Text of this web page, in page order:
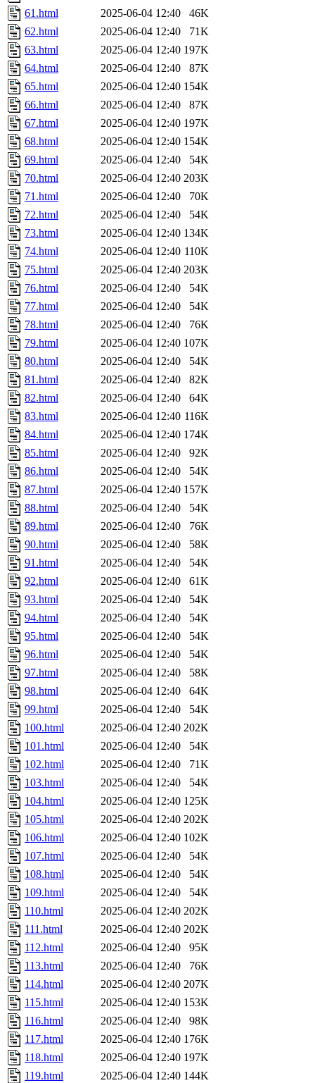
61.html
2025-06-04 12:40
46K
62.html
2025-06-04 12:40
71K
63.html
2025-06-04 12:40 197K
64.html
2025-06-04 12:40
87K
65.html
2025-06-04 12:40 154K
66.html
2025-06-04 12:40
87K
67.html
2025-06-04 12:40 197K
68.html
2025-06-04 12:40 154K
69.html
2025-06-04 12:40
54K
70.html
2025-06-04 12:40 203K
71.html
2025-06-04 12:40
70K
72.html
2025-06-04 12:40
54K
73.html
2025-06-04 12:40 134K
74.html
2025-06-04 12:40 110K
75.html
2025-06-04 12:40 203K
76.html
2025-06-04 12:40
54K
77.html
2025-06-04 12:40
54K
78.html
2025-06-04 12:40
76K
79.html
2025-06-04 12:40 107K
80.html
2025-06-04 12:40
54K
81.html
2025-06-04 12:40
82K
82.html
2025-06-04 12:40
64K
83.html
2025-06-04 12:40 116K
84.html
2025-06-04 12:40 174K
85.html
2025-06-04 12:40
92K
86.html
2025-06-04 12:40
54K
87.html
2025-06-04 12:40 157K
88.html
2025-06-04 12:40
54K
89.html
2025-06-04 12:40
76K
90.html
2025-06-04 12:40
58K
91.html
2025-06-04 12:40
54K
92.html
2025-06-04 12:40
61K
93.html
2025-06-04 12:40
54K
94.html
2025-06-04 12:40
54K
95.html
2025-06-04 12:40
54K
96.html
2025-06-04 12:40
54K
97.html
2025-06-04 12:40
58K
98.html
2025-06-04 12:40
64K
99.html
2025-06-04 12:40
54K
100.html
2025-06-04 12:40 202K
101.html
2025-06-04 12:40
54K
102.html
2025-06-04 12:40
71K
103.html
2025-06-04 12:40
54K
104.html
2025-06-04 12:40 125K
105.html
2025-06-04 12:40 202K
106.html
2025-06-04 12:40 102K
107.html
2025-06-04 12:40
54K
108.html
2025-06-04 12:40
54K
109.html
2025-06-04 12:40
54K
110.html
2025-06-04 12:40 202K
111.html
2025-06-04 12:40 202K
112.html
2025-06-04 12:40
95K
113.html
2025-06-04 12:40
76K
114.html
2025-06-04 12:40 207K
115.html
2025-06-04 12:40 153K
116.html
2025-06-04 12:40
98K
117.html
2025-06-04 12:40 176K
118.html
2025-06-04 12:40 197K
119.html
2025-06-04 12:40 144K